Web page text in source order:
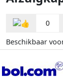
0
Beschikbaar